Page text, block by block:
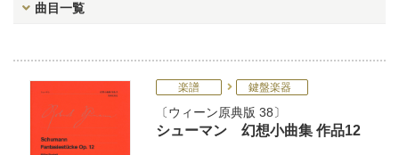
曲目一覧
楽譜 鍵盤楽器
ウィーン原典版 38
シューマン 幻想小曲集 作品12